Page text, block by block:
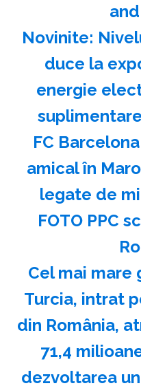
Novinite:
duce la
energie
FC
amical în
legate de
FOTO PPC
Cel mai mare
Turcia, intrat
din România,
71,4
dezvoltarea